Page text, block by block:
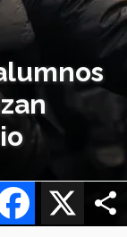
X
Facebook